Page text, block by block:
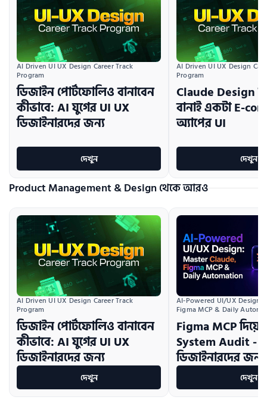
AI Driven UI UX Design Career Track
Program
ডিজাইন পোর্টফোলিও বানাবেন
কীভাবে: AI যুগের UI UX
ডিজাইনারদের জন্য
দেখুন
AI Driven UI UX Design
Program
Claude Design
বানাই একটা E-
অ্যাপের UI
দেখুন
Product Management & Design থেকে আরও
AI Driven UI UX Design Career Track
Program
ডিজাইন পোর্টফোলিও বানাবেন
কীভাবে: AI যুগের UI UX
ডিজাইনারদের জন্য
দেখুন
AI-Powered UI/UX Design:
Figma MCP & Daily
Figma MCP
System Audit -
ডিজাইনারদের জন্য
দেখুন